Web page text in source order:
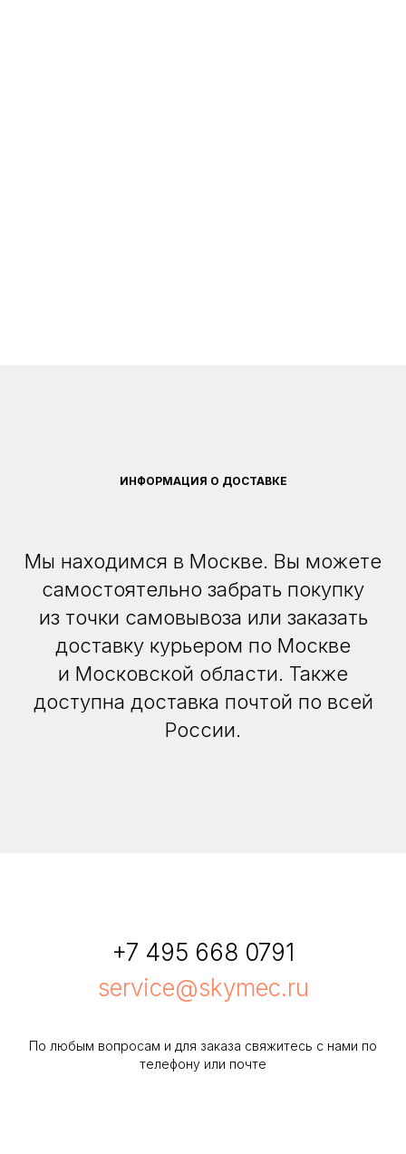
ИНФОРМАЦИЯ О ДОСТАВКЕ
Мы находимся в Москве. Вы можете
самостоятельно забрать покупку
из точки самовывоза или заказать
доставку курьером по Москве
и Московской области. Также
доступна доставка почтой по всей
России.
+7 495 668 0791
service@skymec.ru
По любым вопросам и для заказа свяжитесь с нами по
телефону или почте